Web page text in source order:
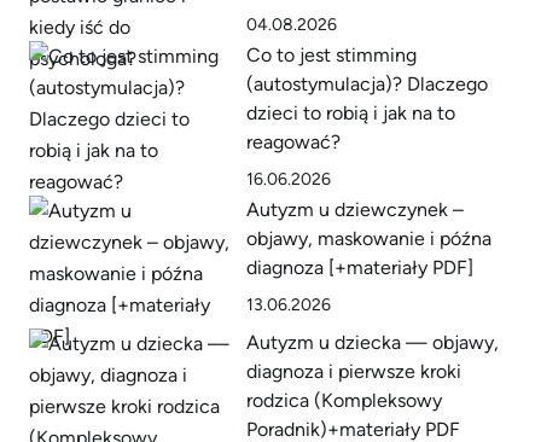
04.08.2026
Co to jest stimming
(autostymulacja)? Dlaczego
dzieci to robią i jak na to
reagować?
16.06.2026
Autyzm u dziewczynek –
objawy, maskowanie i późna
diagnoza [+materiały PDF]
13.06.2026
Autyzm u dziecka — objawy,
diagnoza i pierwsze kroki
rodzica (Kompleksowy
Poradnik)+materiały PDF